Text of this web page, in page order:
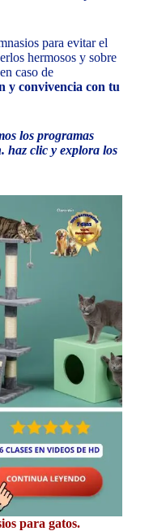
para evitar el
hermosos y sobre
caso de
y convivencia con tu
los programas
haz clic y explora los
para gatos.